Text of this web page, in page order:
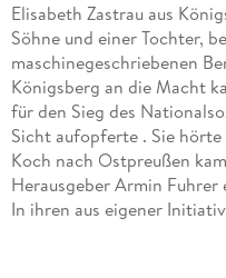
Elisabeth Zastrau aus
Söhne und einer Tochter,
maschinegeschriebenen
Königsberg an die Macht
für den Sieg des
Sicht aufopferte . Sie
Koch nach Ostpreußen
Herausgeber Armin
In ihren aus eigener